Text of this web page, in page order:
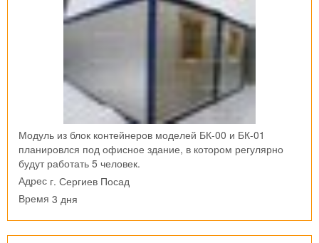
Модуль из блок контейнеров моделей БК-00 и БК-01
планировлся под офисное здание, в котором регулярно
будут работать 5 человек.
Адрес г. Сергиев Посад
Время 3 дня